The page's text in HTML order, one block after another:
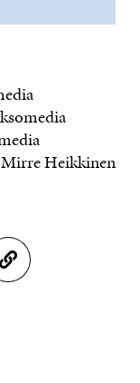
Mirre Heikkinen
K
O